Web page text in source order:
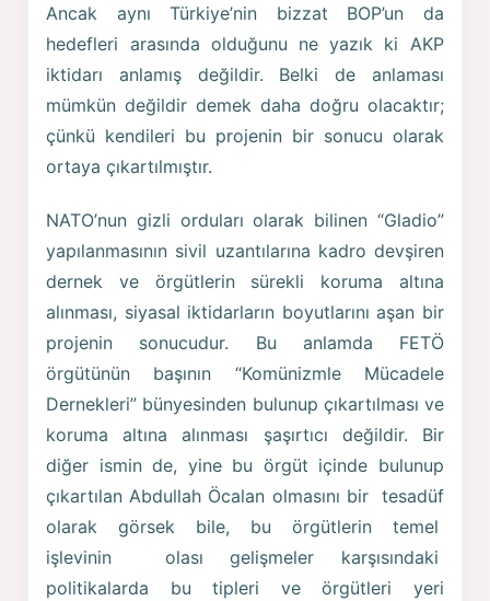
Ancak aynı Türkiye’nin bizzat BOP’un da
hedefleri arasında olduğunu ne yazık ki AKP
iktidarı anlamış değildir. Belki de anlaması
mümkün değildir demek daha doğru olacaktır;
çünkü kendileri bu projenin bir sonucu olarak
ortaya çıkartılmıştır.
NATO’nun gizli orduları olarak bilinen “Gladio”
yapılanmasının sivil uzantılarına kadro devşiren
dernek ve örgütlerin sürekli koruma altına
alınması, siyasal iktidarların boyutlarını aşan bir
projenin sonucudur. Bu anlamda FETÖ
örgütünün başının “Komünizmle Mücadele
Dernekleri” bünyesinden bulunup çıkartılması ve
koruma altına alınması şaşırtıcı değildir. Bir
diğer ismin de, yine bu örgüt içinde bulunup
çıkartılan Abdullah Öcalan olmasını bir tesadüf
olarak görsek bile, bu örgütlerin temel
işlevinin olası gelişmeler karşısındaki
politikalarda bu tipleri ve örgütleri yeri